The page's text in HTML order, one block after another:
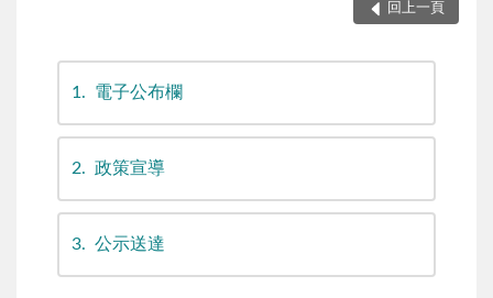
回上一頁
1 電子公布欄
2 政策宣導
3 公示送達